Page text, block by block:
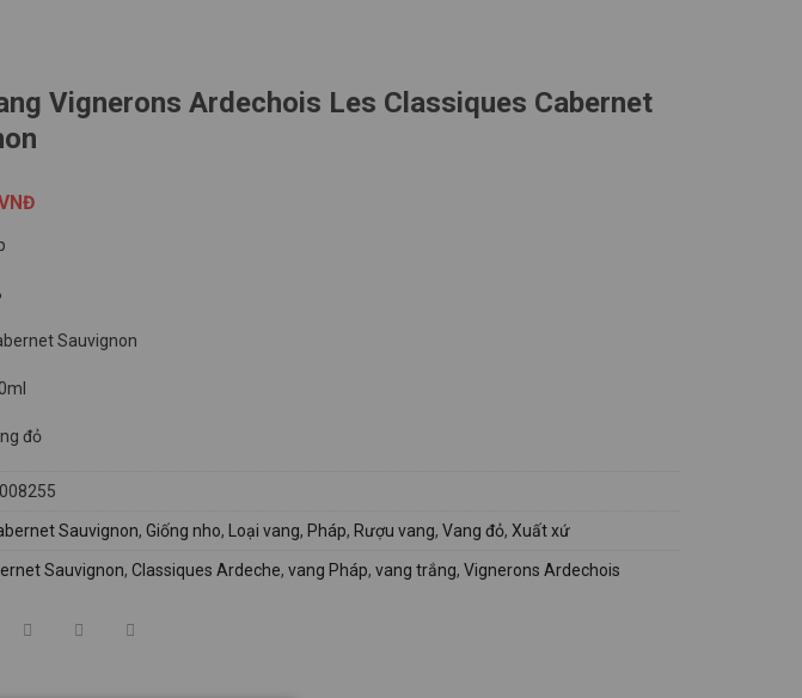
Vignerons Ardechois Les Classiques Cabernet
Sauvignon
đỏ
Sauvignon, Giống nho, Loại vang, Pháp, Rượu vang, Vang đỏ, Xuất xứ
Sauvignon, Classiques Ardeche, vang Pháp, vang trắng, Vignerons Ardechois